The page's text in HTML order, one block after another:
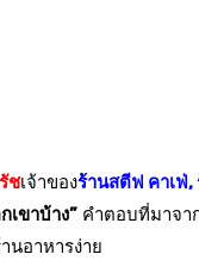
ชเจ้าของร้านสตีฟ คาเฟ่
ขาบ้าง” คำตอบที่มาจา
นอาหารง่าย